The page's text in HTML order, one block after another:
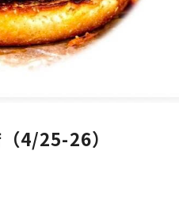
4/25-26）